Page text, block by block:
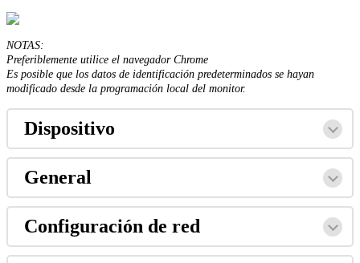
NOTAS:
Preferiblemente utilice el navegador Chrome
Es posible que los datos de identificación predeterminados se hayan
modificado desde la programación local del monitor.
Dispositivo
General
Configuración de red